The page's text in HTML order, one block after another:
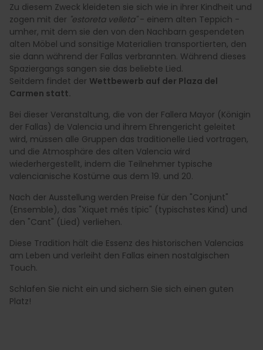
Zu diesem Zweck kleideten sie sich wie in ihrer Kindheit und
zogen mit der "estoreta velleta"- einem alten Teppich -
umher, mit dem sie den von den Nachbarn gespendeten
alten Möbel und sonsitige Materialien transportierten, den
sie dann während der Fallas verbrannten. Während dieses
Spaziergangs sangen sie das beliebte Lied.
Seitdem findet der Wettbewerb auf der Plaza del
Carmen statt.
Bei dieser Veranstaltung, die von der Fallera Mayor (Königin
der Fallas) de Valencia und ihrem Ehrengericht geleitet
wird, müssen alle Gruppen das traditionelle Lied vortragen,
und die Atmosphäre des alten Valencia wird
wiederhergestellt, indem die Teilnehmer typische
valencianische Kostüme aus dem 19. und 20.
Nach der Ausstellung werden Preise für den "Conjunt"
(Ensemble), das "Xiquet més típic" (typischstes Kind) und
den "Cant" (Lied) verliehen.
Diese Tradition hält die Essenz des historischen Valencias
am Leben und verleiht den Fallas einen nostalgischen
Touch.
Schlafen Sie nicht ein und sichern Sie sich einen guten
Platz!